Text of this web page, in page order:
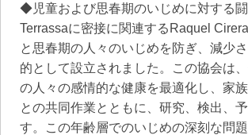
◆児童および思春期のいじめに対する
Terrassaに密接に関連するRaquel
と思春期の人々のいじめを防ぎ、減少
的として設立されました。この協会は
の人々の感情的な健康を最適化し、家
との共同作業とともに、研究、検出、
す。この年齢層でのいじめの深刻な問